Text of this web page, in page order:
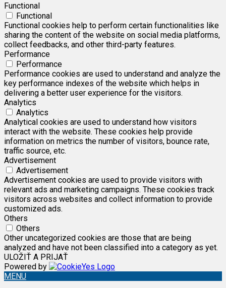
Functional
Functional
Functional cookies help to perform certain functionalities like
sharing the content of the website on social media platforms,
collect feedbacks, and other third-party features.
Performance
Performance
Performance cookies are used to understand and analyze the
key performance indexes of the website which helps in
delivering a better user experience for the visitors.
Analytics
Analytics
Analytical cookies are used to understand how visitors
interact with the website. These cookies help provide
information on metrics the number of visitors, bounce rate,
traffic source, etc.
Advertisement
Advertisement
Advertisement cookies are used to provide visitors with
relevant ads and marketing campaigns. These cookies track
visitors across websites and collect information to provide
customized ads.
Others
Others
Other uncategorized cookies are those that are being
analyzed and have not been classified into a category as yet.
ULOŽIŤ A PRIJAŤ
Powered by
MENU